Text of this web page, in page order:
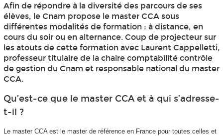
Afin de répondre à la diversité des parcours de ses
élèves, le Cnam propose le master CCA sous
différentes modalités de formation : à distance, en
cours du soir ou en alternance. Coup de projecteur sur
les atouts de cette formation avec Laurent Cappelletti,
professeur titulaire de la chaire comptabilité contrôle
de gestion du Cnam et responsable national du master
CCA.
Qu’est-ce que le master CCA et à qui s’adresse-
t-il ?
Le master CCA est le master de référence en France pour toutes celles et